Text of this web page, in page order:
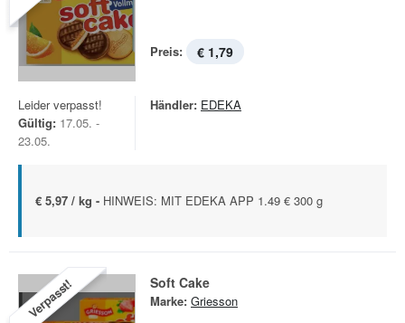
Preis: € 1,79
Leider verpasst!
Gültig: 17.05. -
23.05.
Händler: EDEKA
€ 5,97 / kg - HINWEIS: MIT EDEKA APP 1.49 € 300 g
Verpasst! Soft Cake
Marke: Griesson